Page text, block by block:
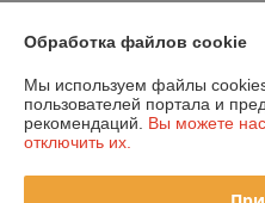
График работы
Полная версия сайта
Обработка файлов cookie
Мы используем файлы
пользователей портала и
рекомендаций. Вы можете
отключить их.